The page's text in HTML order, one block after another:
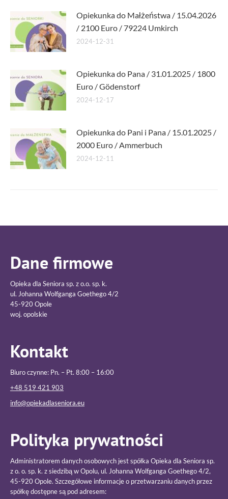
Opiekunka do Małżeństwa / 15.04.2026
/ 2100 Euro / 79224 Umkirch
2024-12-31
Opiekunka do Pana / 31.01.2025 / 1800
Euro / Gödenstorf
2024-12-17
Opiekunka do Pani i Pana / 15.01.2025 /
2000 Euro / Ammerbuch
2024-12-11
Dane firmowe
Opieka dla Seniora sp. z o.o. sp. k.
ul. Johanna Wolfganga Goethego 4/2
45-920 Opole
woj. opolskie
Kontakt
Biuro czynne: Pn. – Pt. 8:00 – 16:00
+48 519 421 903
info@opiekadlaseniora.eu
Polityka prywatności
Administratorem danych osobowych jest spółka Opieka dla Seniora sp.
z o. o. sp. k. z siedzibą w Opolu, ul. Johanna Wolfganga Goethego 4/2,
45-920 Opole. Szczegółowe informacje o przetwarzaniu danych przez
spółkę dostępne są pod adresem: